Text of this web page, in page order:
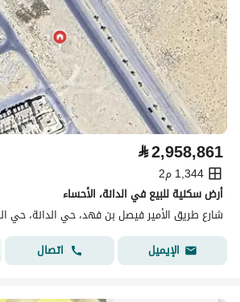
⃁2,958,861
1,344 م2
أرض سكنية للبيع في الدانة، الأحساء
الإيميل
اتصال